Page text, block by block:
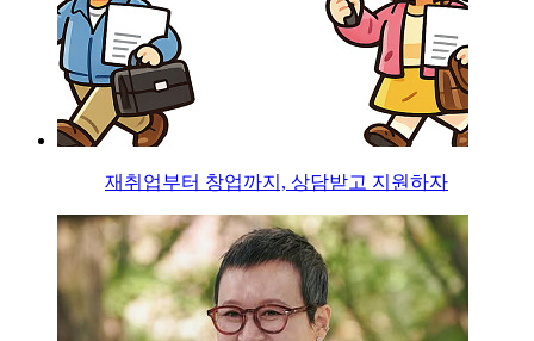
재취업부터 창업까지, 상담받고 지원하자